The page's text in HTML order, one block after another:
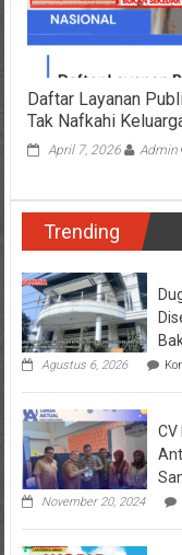
Daftar Layanan
Tak Nafkahi
April 7, 2026 Admin
Trending
Agustus 6, 2026
CV
November 20, 2024